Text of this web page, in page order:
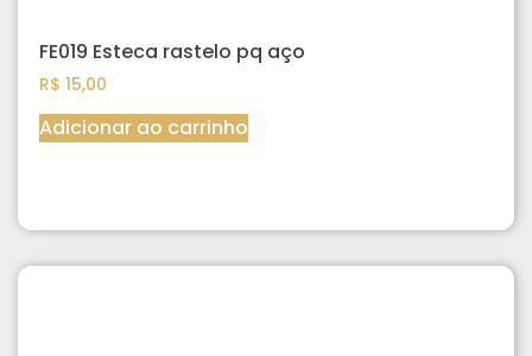
FE019 Esteca rastelo pq aço
R$ 15,00
Adicionar ao carrinho